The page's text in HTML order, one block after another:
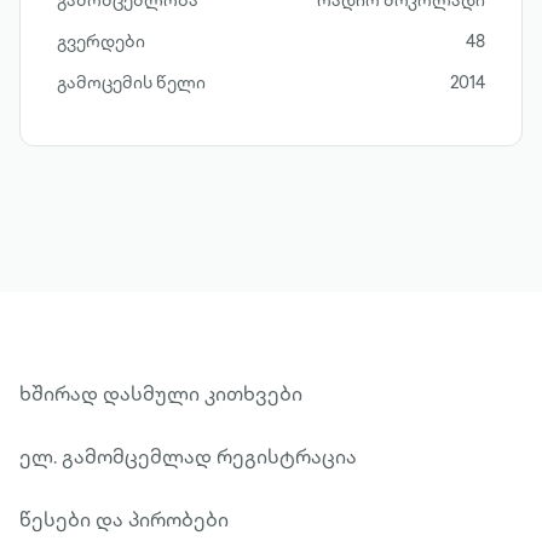
გვერდები
48
გამოცემის წელი
2014
ხშირად დასმული კითხვები
ელ. გამომცემლად რეგისტრაცია
წესები და პირობები